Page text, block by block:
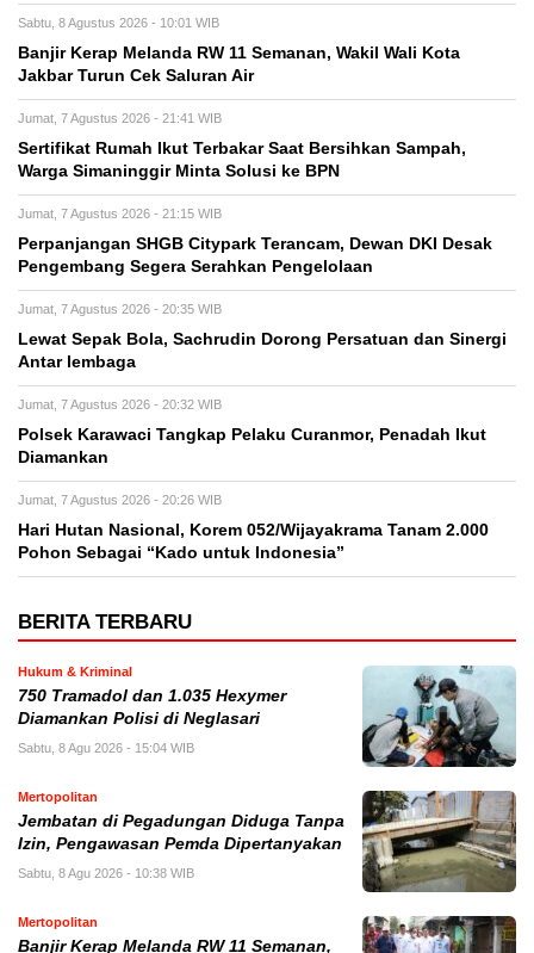
Sabtu, 8 Agustus 2026 - 10:01 WIB
Banjir Kerap Melanda RW 11 Semanan, Wakil Wali Kota
Jakbar Turun Cek Saluran Air
Jumat, 7 Agustus 2026 - 21:41 WIB
Sertifikat Rumah Ikut Terbakar Saat Bersihkan Sampah,
Warga Simaninggir Minta Solusi ke BPN
Jumat, 7 Agustus 2026 - 21:15 WIB
Perpanjangan SHGB Citypark Terancam, Dewan DKI Desak
Pengembang Segera Serahkan Pengelolaan
Jumat, 7 Agustus 2026 - 20:35 WIB
Lewat Sepak Bola, Sachrudin Dorong Persatuan dan Sinergi
Antar lembaga
Jumat, 7 Agustus 2026 - 20:32 WIB
Polsek Karawaci Tangkap Pelaku Curanmor, Penadah Ikut
Diamankan
Jumat, 7 Agustus 2026 - 20:26 WIB
Hari Hutan Nasional, Korem 052/Wijayakrama Tanam 2.000
Pohon Sebagai “Kado untuk Indonesia”
BERITA TERBARU
Hukum & Kriminal
750 Tramadol dan 1.035 Hexymer
Diamankan Polisi di Neglasari
Sabtu, 8 Agu 2026 - 15:04 WIB
Mertopolitan
Jembatan di Pegadungan Diduga Tanpa
Izin, Pengawasan Pemda Dipertanyakan
Sabtu, 8 Agu 2026 - 10:38 WIB
Mertopolitan
Banjir Kerap Melanda RW 11 Semanan,